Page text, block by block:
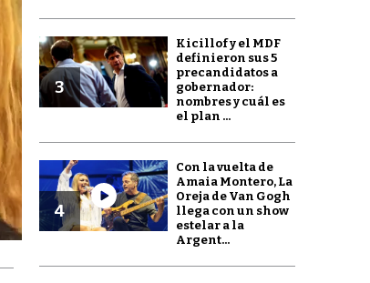
3
Kicillof y el MDF
definieron sus 5
precandidatos a
gobernador:
nombres y cuál es
el plan ...
4
Con la vuelta de
Amaia Montero, La
Oreja de Van Gogh
llega con un show
estelar a la
Argent...